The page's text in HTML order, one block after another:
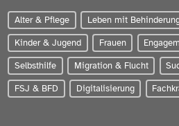
Alter & Pflege Leben mit
Kinder & Jugend Frauen
Selbsthilfe Migration & Flucht
FSJ & BFD Digitalisierung